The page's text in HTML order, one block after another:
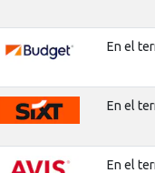
En el
En el
En el